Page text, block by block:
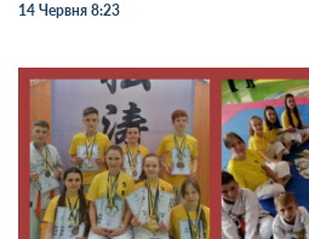
14 Червня 8:23